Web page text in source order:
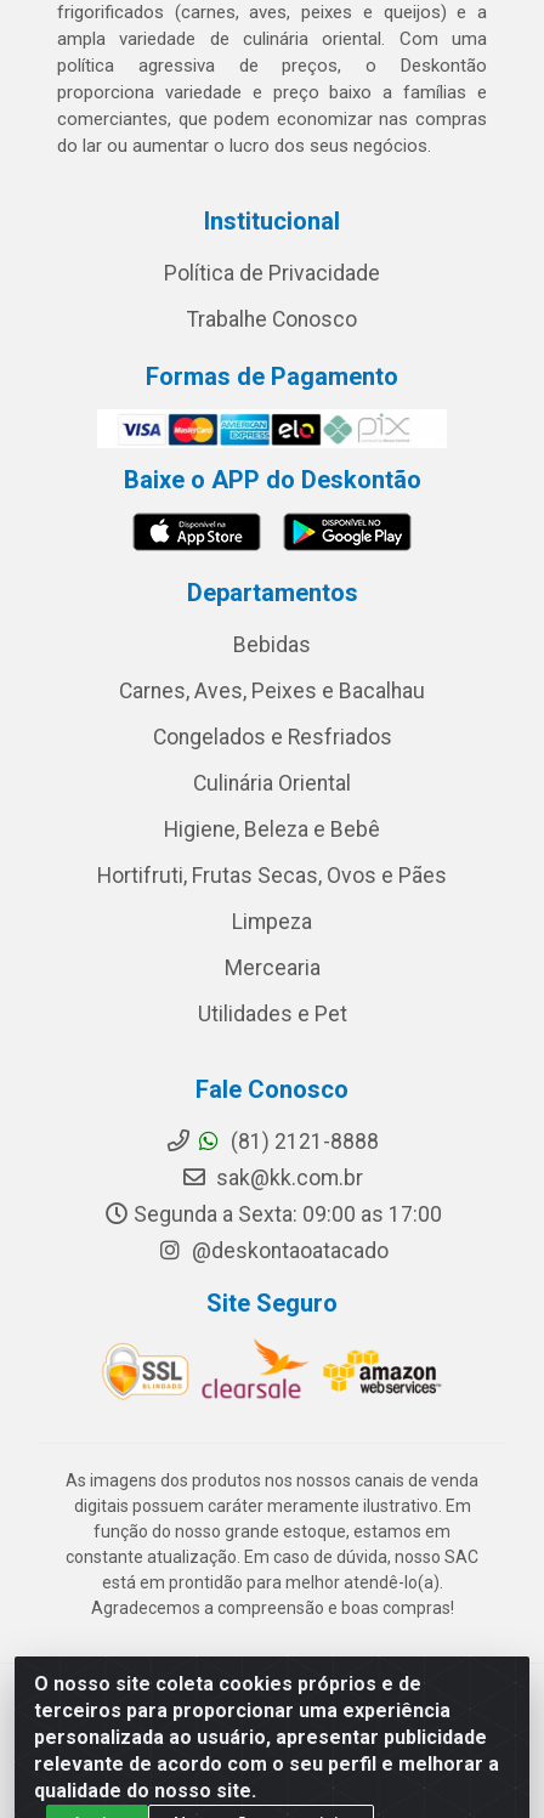
O nosso site coleta cookies próprios e de
terceiros para proporcionar uma experiência
personalizada ao usuário, apresentar publicidade
relevante de acordo com o seu perfil e melhorar a
qualidade do nosso site.
frigorificados (carnes, aves, peixes e queijos) e a
ampla variedade de culinária oriental. Com uma
política agressiva de preços, o Deskontão
proporciona variedade e preço baixo a famílias e
comerciantes, que podem economizar nas compras
do lar ou aumentar o lucro dos seus negócios.
Institucional
Política de Privacidade
Trabalhe Conosco
Formas de Pagamento
Baixe o APP do Deskontão
Departamentos
Bebidas
Carnes, Aves, Peixes e Bacalhau
Congelados e Resfriados
Culinária Oriental
Higiene, Beleza e Bebê
Hortifruti, Frutas Secas, Ovos e Pães
Limpeza
Mercearia
Utilidades e Pet
Fale Conosco
(81) 2121-8888
sak@kk.com.br
Segunda a Sexta: 09:00 as 17:00
@deskontaoatacado
Site Seguro
As imagens dos produtos nos nossos canais de venda
digitais possuem caráter meramente ilustrativo. Em
função do nosso grande estoque, estamos em
constante atualização. Em caso de dúvida, nosso SAC
está em prontidão para melhor atendê-lo(a).
Agradecemos a compreensão e boas compras!
Deskontão Atacado - Av. Marechal Mascarenhas de Morais, 2471 -
Imbiribeira - Recife/PE - CEP 51.150-001 - CNPJ 24.150.377/0003-
57